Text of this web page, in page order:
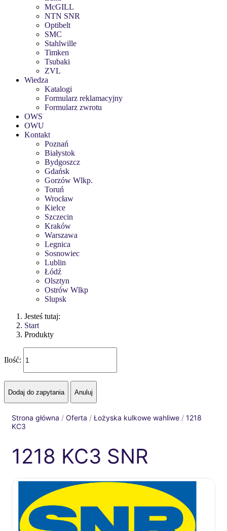
McGILL
NTN SNR
Optibelt
SMC
Stahlwille
Timken
Tsubaki
ZVL
Wiedza
Katalogi
Formularz reklamacyjny
Formularz zwrotu
OWS
OWU
Kontakt
Poznań
Białystok
Bydgoszcz
Gdańsk
Gorzów Wlkp.
Toruń
Wrocław
Kielce
Szczecin
Kraków
Warszawa
Legnica
Sosnowiec
Lublin
Łódź
Olsztyn
Ostrów Wlkp
Slupsk
Jesteś tutaj:
Start
Produkty
Ilość:
Strona główna / Oferta / Łożyska kulkowe wahliwe / 1218
KC3
1218 KC3 SNR